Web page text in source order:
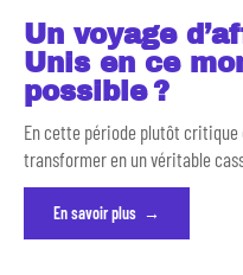
Un voyage
Unis en ce
possible ?
En cette période plutôt critique
transformer en un véritable
En savoir plus